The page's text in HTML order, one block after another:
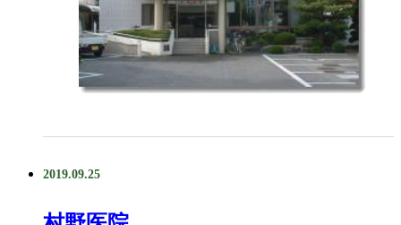
2019.09.25